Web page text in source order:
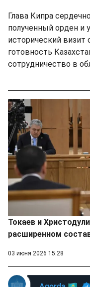
Глава Кипра
полученный орден и
исторический
готовность
сотрудничество в
Токаев и
расширенном
03 июня 2026 15:28